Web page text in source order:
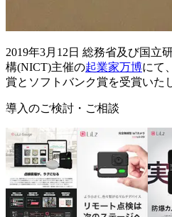
2019年3月12日 総務省及び国立
構(NICT)主催の起業家万博にて
賞とソフトバンク賞を受賞いた
導入のご検討・ご相談